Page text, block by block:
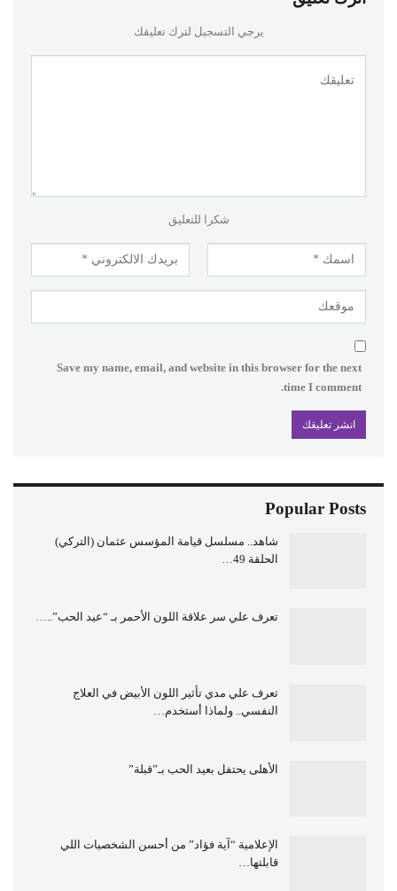
يرجي التسجيل لترك تعليقك
شكرا للتعليق
Save my name, email, and website in this browser for the next
time I comment.
Popular Posts
شاهد.. مسلسل قيامة المؤسس عثمان (التركي)
الحلقة 49…
تعرف علي سر علاقة اللون الأحمر بـ “عيد الحب”..…
تعرف علي مدي تأثير اللون الأبيض في العلاج
النفسي.. ولماذا أستخدم…
الأهلى يحتفل بعيد الحب بـ”قبلة”
الإعلامية “آية فؤاد” من أحسن الشخصيات اللي
قابلتها…